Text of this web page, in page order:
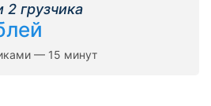
2 грузчика
— 15 минут